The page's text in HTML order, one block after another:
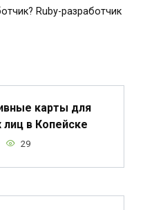
Ruby-разработчик
карты для
в Копейске
29